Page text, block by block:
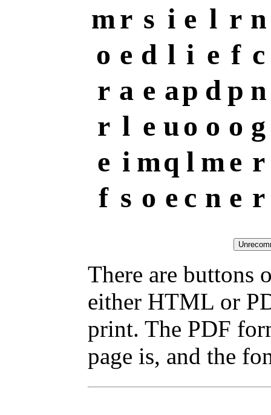
mr s i e l r n
o e d l i e f c
r a e ap d p n
r l e uo o o g
e i mq l me r
f s o e c n e r
There are buttons
either HTML or
print. The PDF
page is, and the